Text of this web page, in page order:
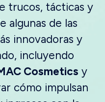
trucos, tácticas y
algunas de las
innovadoras y
incluyendo
Cosmetics y
cómo impulsan